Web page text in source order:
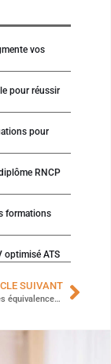
vos
pour réussir
pour
RNCP
formations
optimisé ATS
SUIVANT
Ancien bac B : les équivalences exactes avec le nouveau système ?